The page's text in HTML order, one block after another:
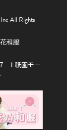
All Rights
和服
−１祇園モー